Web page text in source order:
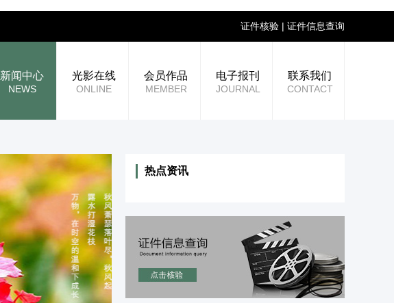
证件核验 | 证件信息查询
新闻中心
NEWS
光影在线
ONLINE
会员作品
MEMBER
电子报刊
JOURNAL
联系我们
CONTACT
热点资讯